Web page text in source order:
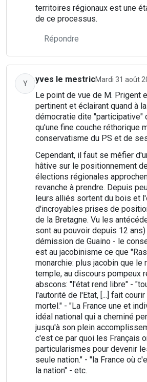
territoires régionaux est une
de ce processus.
Répondre
Y yves le mestricMardi 31 août
Le point de vue de M. Prigent
pertinent et éclairant quand à
démocratie dite "participative"
qu'une fine couche réthorique
conservatisme du PS et de
Cependant, il faut se méfier
hâtive sur le positionnement
élections régionales
revanche à prendre. Depuis
leurs alliés sortent du bois et
d'incroyables prises de
de la Bretagne. Vu les
sont au pouvoir depuis 12
démission de Guaino - le
est au jacobinisme ce que
monarchie: plus jacobin que le
temple, au discours pompeux
abscons: "l'état rend libre" -
l'autorité de l'Etat, [...] fait
mortel." - "La France une et
idéal national qui a cheminé
jusqu'à son plein
c'est ce par quoi les Français
particularismes pour devenir
seule nation." - "la France où
la nation" - etc.